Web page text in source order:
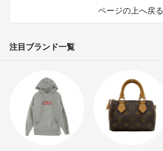
ページの上へ戻る
注目ブランド一覧